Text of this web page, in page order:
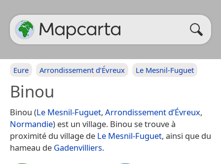
Eure Arrondissement d’Évreux Le Mesnil-Fuguet
Binou
Binou (Le Mesnil-Fuguet, Arrondissement d’Évreux,
Normandie) est un village. Binou se trouve à
proximité du village de Le Mesnil-Fuguet, ainsi que du
hameau de Gadenvilliers.